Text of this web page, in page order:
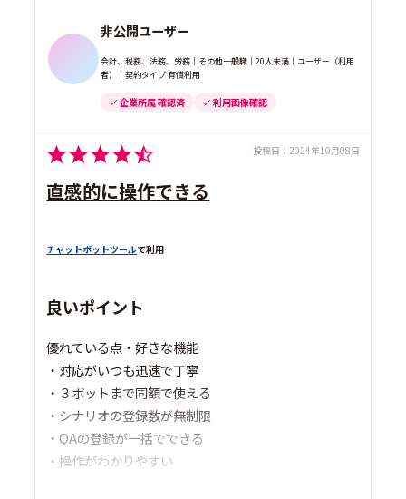
非公開ユーザー
会計、税務、法務、労務｜その他一般職｜20人未満｜ユーザー（利用
者）｜契約タイプ 有償利用
企業所属 確認済 利用画像確認
投稿日： 2024年10月08日
直感的に操作できる
チャットボットツールで利用
良いポイント
優れている点・好きな機能
・対応がいつも迅速で丁寧
・３ボットまで同額で使える
・シナリオの登録数が無制限
・QAの登録が一括でできる
・操作がわかりやすい